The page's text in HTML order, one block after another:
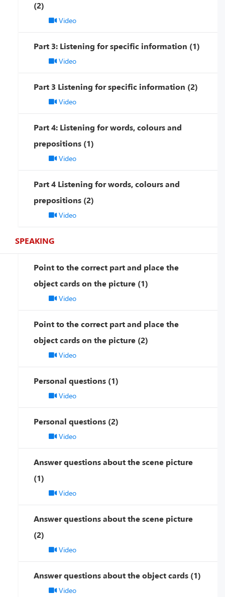
(2)
Video
Part 3: Listening for specific information (1)
Video
Part 3 Listening for specific information (2)
Video
Part 4: Listening for words, colours and
prepositions (1)
Video
Part 4 Listening for words, colours and
prepositions (2)
Video
SPEAKING
Point to the correct part and place the
object cards on the picture (1)
Video
Point to the correct part and place the
object cards on the picture (2)
Video
Personal questions (1)
Video
Personal questions (2)
Video
Answer questions about the scene picture
(1)
Video
Answer questions about the scene picture
(2)
Video
Answer questions about the object cards (1)
Video